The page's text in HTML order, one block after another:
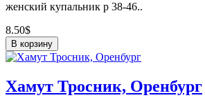
женский купальник р 38-46..
8.50$
В корзину
Хамут Тросник, Оренбург